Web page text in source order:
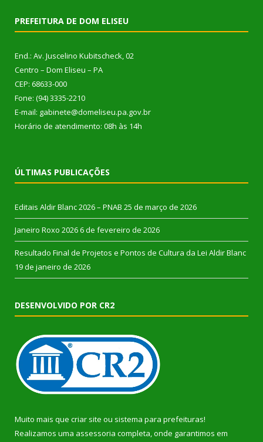
PREFEITURA DE DOM ELISEU
End.: Av. Juscelino Kubitscheck, 02
Centro – Dom Eliseu – PA
CEP: 68633-000
Fone: (94) 3335-2210
E-mail: gabinete@domeliseu.pa.gov.br
Horário de atendimento: 08h às 14h
ÚLTIMAS PUBLICAÇÕES
Editais Aldir Blanc 2026 – PNAB 25 de março de 2026
Janeiro Roxo 2026 6 de fevereiro de 2026
Resultado Final de Projetos e Pontos de Cultura da Lei Aldir Blanc
19 de janeiro de 2026
DESENVOLVIDO POR CR2
Muito mais que criar site ou sistema para prefeituras!
Realizamos uma assessoria completa, onde garantimos em